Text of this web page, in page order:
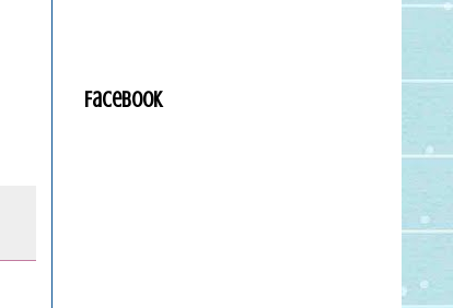
Facebook